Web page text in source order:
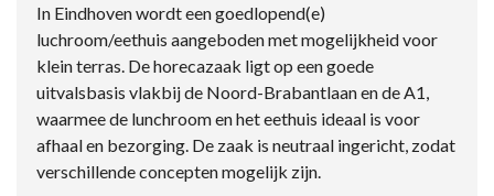
In Eindhoven wordt een goedlopend(e)
luchroom/eethuis aangeboden met mogelijkheid voor
klein terras. De horecazaak ligt op een goede
uitvalsbasis vlakbij de Noord-Brabantlaan en de A1,
waarmee de lunchroom en het eethuis ideaal is voor
afhaal en bezorging. De zaak is neutraal ingericht, zodat
verschillende concepten mogelijk zijn.